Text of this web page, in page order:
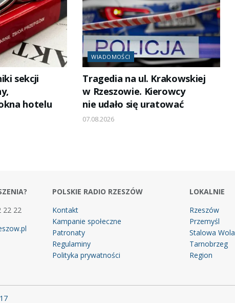
sekcji
hotelu
WIADOMOŚCI
Tragedia na ul. Krakowskiej
w Rzeszowie. Kierowcy
nie udało się uratować
07.08.2026
22 22
POLSKIE RADIO RZESZÓW
Kontakt
Kampanie społeczne
Patronaty
Regulaminy
Polityka prywatności
LOKALNIE
Rzeszów
Przemyśl
Stalowa Wola
Tarnobrzeg
Region